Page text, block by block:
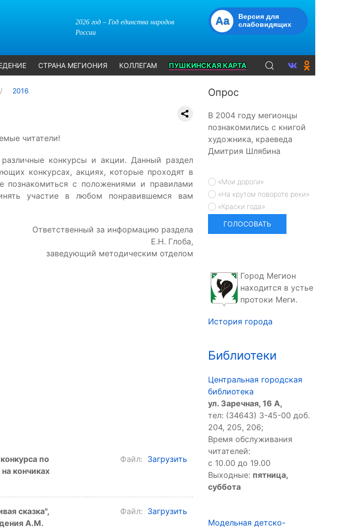
2026 год – Год единства народов
России
Aa
Версия для
слабовидящих
СТРАНА МЕГИОНИЯ КОЛЛЕГАМ ПУШКИНСКАЯ КАРТА
2016
читатели!
конкурсы и акции. Данный раздел
конкурсах, акциях, которые проходят в
познакомиться с положениями и правилами
участие в любом понравившемся вам
Ответственный за информацию раздела
Е.Н. Глоба,
заведующий методическим отделом
по
кончиках
Файл: Загрузить
сказка",
А.М.
Файл: Загрузить
Опрос
В 2004 году мегионцы
познакомились с книгой
художника, краеведа
Дмитрия Шлябина
«Мои дороги»
«На крутом повороте реки»
«Краски года»
Город Мегион
находится в устье
протоки Меги.
История города
Библиотеки
Центральная городская
библиотека
ул. Заречная, 16 А,
тел: (34643) 3-45-00 доб.
204, 205, 206;
Время обслуживания
читателей:
с 10.00 до 19.00
Выходные: пятница,
суббота
Модельная детско-